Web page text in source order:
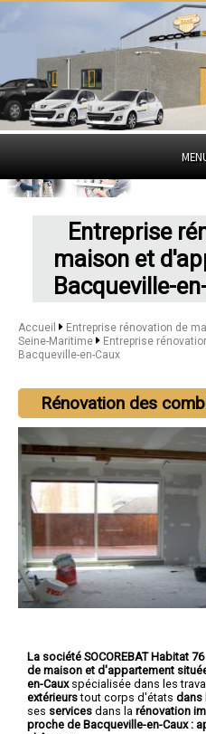
Entreprise
maison et
Bacqueville-
Accueil
Entreprise rénovation de
Seine-Maritime
Entreprise
Bacqueville-en-Caux
Rénovation des
La société SOCOREBAT Habitat 76
de maison et d'appartement
en-Caux spécialisée dans les
extérieurstout corps d'états dans
ses services dans la rénovation
proche de Bacqueville-en-Caux :